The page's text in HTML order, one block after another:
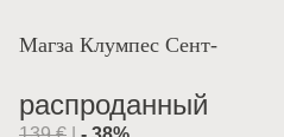
Магза Клумпес Сент-
распроданный